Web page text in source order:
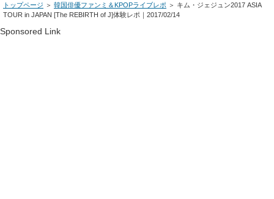
トップページ ＞ 韓国俳優ファンミ＆KPOPライブレポ ＞ キム・ジェジュン2017 ASIA
TOUR in JAPAN [The REBIRTH of J]体験レポ｜2017/02/14
Sponsored Link